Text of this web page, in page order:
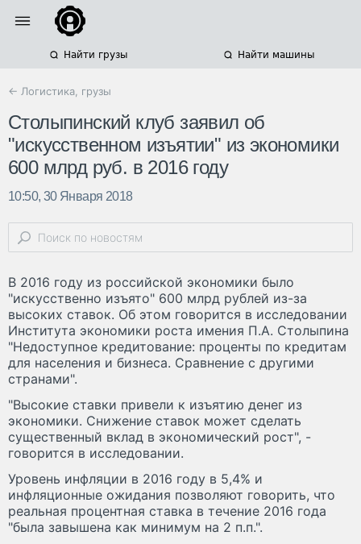
Найти грузы Найти машины
← Логистика, грузы
Столыпинский клуб заявил об
"искусственном изъятии" из экономики
600 млрд руб. в 2016 году
10:50, 30 Января 2018
В 2016 году из российской экономики было
"искусственно изъято" 600 млрд рублей из-за
высоких ставок. Об этом говорится в исследовании
Института экономики роста имения П.А. Столыпина
"Недоступное кредитование: проценты по кредитам
для населения и бизнеса. Сравнение с другими
странами".
"Высокие ставки привели к изъятию денег из
экономики. Снижение ставок может сделать
существенный вклад в экономический рост", -
говорится в исследовании.
Уровень инфляции в 2016 году в 5,4% и
инфляционные ожидания позволяют говорить, что
реальная процентная ставка в течение 2016 года
"была завышена как минимум на 2 п.п.".